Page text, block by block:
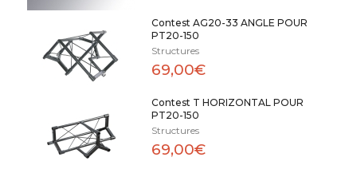
Contest AG20-33 ANGLE POUR
PT20-150
Structures
69,00€
Contest T HORIZONTAL POUR
PT20-150
Structures
69,00€